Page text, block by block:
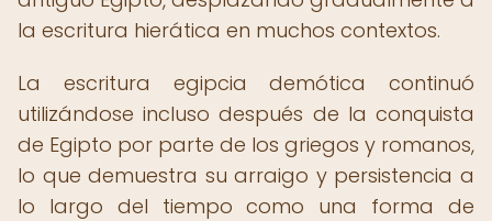
la escritura hierática en muchos contextos.
La escritura egipcia demótica continuó
utilizándose incluso después de la conquista
de Egipto por parte de los griegos y romanos,
lo que demuestra su arraigo y persistencia a
lo largo del tiempo como una forma de